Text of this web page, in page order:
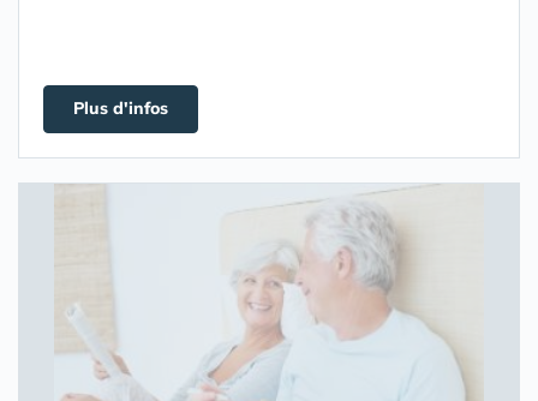
Plus d'infos